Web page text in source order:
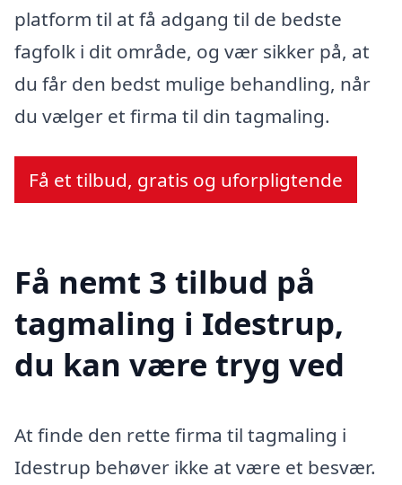
platform til at få adgang til de bedste
fagfolk i dit område, og vær sikker på, at
du får den bedst mulige behandling, når
du vælger et firma til din tagmaling.
Få et tilbud, gratis og uforpligtende
Få nemt 3 tilbud på
tagmaling i Idestrup,
du kan være tryg ved
At finde den rette firma til tagmaling i
Idestrup behøver ikke at være et besvær.